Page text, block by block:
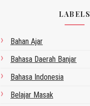
LABELS
Bahan Ajar
Bahasa Daerah Banjar
Bahasa Indonesia
Belajar Masak